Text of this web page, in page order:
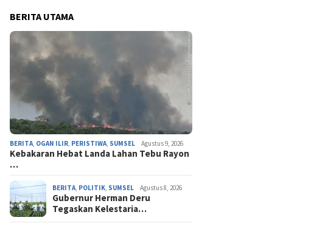
BERITA UTAMA
BERITA, OGAN ILIR, PERISTIWA, SUMSEL Agustus 9, 2026
‎Kebakaran Hebat Landa Lahan Tebu Rayon
…
BERITA, POLITIK, SUMSEL Agustus 8, 2026
Gubernur Herman Deru
Tegaskan Kelestaria…